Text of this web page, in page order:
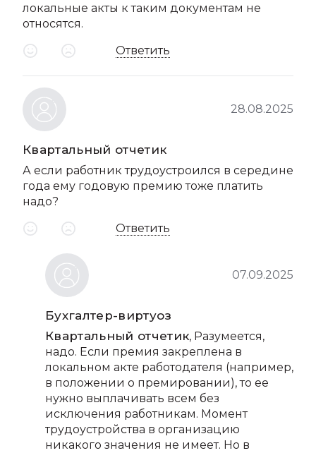
локальные акты к таким документам не
относятся.
Ответить
Квартальный отчетик
28.08.2025
А если работник трудоустроился в середине
года ему годовую премию тоже платить
надо?
Ответить
Бухгалтер-виртуоз
07.09.2025
Квартальный отчетик, Разумеется,
надо. Если премия закреплена в
локальном акте работодателя (например,
в положении о премировании), то ее
нужно выплачивать всем без
исключения работникам. Момент
трудоустройства в организацию
никакого значения не имеет. Но в